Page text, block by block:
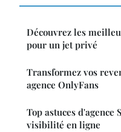
Découvrez les
pour un jet privé
Transformez vos
agence OnlyFans
Top astuces d'agence
visibilité en ligne